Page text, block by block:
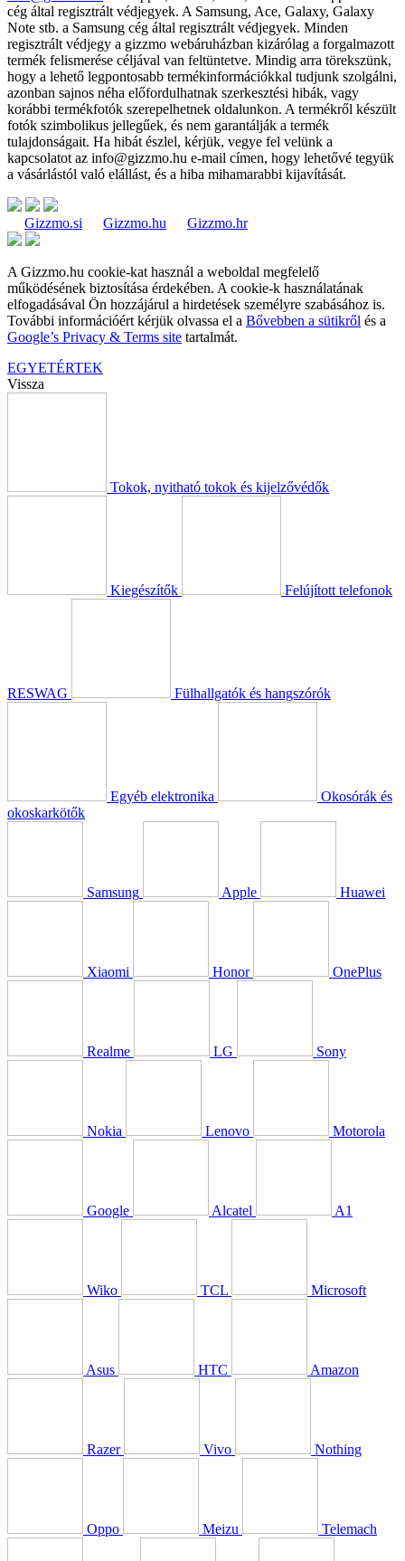
cég által regisztrált védjegyek. A Samsung, Ace, Galaxy, Galaxy
Note stb. a Samsung cég által regisztrált védjegyek. Minden
regisztrált védjegy a gizzmo webáruházban kizárólag a forgalmazott
termék felismerése céljával van feltüntetve. Mindig arra törekszünk,
hogy a lehető legpontosabb termékinformációkkal tudjunk szolgálni,
azonban sajnos néha előfordulhatnak szerkesztési hibák, vagy
korábbi termékfotók szerepelhetnek oldalunkon. A termékről készült
fotók szimbolikus jellegűek, és nem garantálják a termék
tulajdonságait. Ha hibát észlel, kérjük, vegye fel velünk a
kapcsolatot az info@gizzmo.hu e-mail címen, hogy lehetővé tegyük
a vásárlástól való elállást, és a hiba mihamarabbi kijavítását.
Gizzmo.si Gizzmo.hu Gizzmo.hr
A Gizzmo.hu cookie-kat használ a weboldal megfelelő
működésének biztosítása érdekében. A cookie-k használatának
elfogadásával Ön hozzájárul a hirdetések személyre szabásához is.
További információért kérjük olvassa el a Bővebben a sütikről és a
Google’s Privacy & Terms site tartalmát.
EGYETÉRTEK
Vissza
Tokok, nyitható tokok és kijelzővédők
Kiegészítők Felújított telefonok
RESWAG Fülhallgatók és hangszórók
Egyéb elektronika
Okosórák és
okoskarkötők
Samsung Apple Huawei
Xiaomi Honor OnePlus
Realme LG Sony
Nokia Lenovo Motorola
Google Alcatel A1
Wiko TCL Microsoft
Asus HTC Amazon
Razer Vivo Nothing
Oppo Meizu Telemach